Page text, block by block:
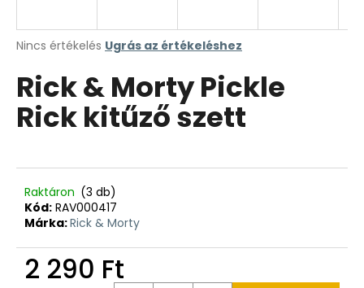
A
átlagos
értékelése
5-
ből
Nincs értékelés Ugrás az értékeléshez
Rick & Morty Pickle
Rick kitűző szett
Raktáron (3 db)
Kód: RAV000417
Márka:Rick & Morty
2 290 Ft